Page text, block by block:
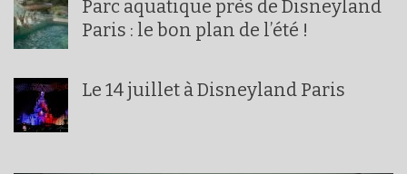
Parc aquatique près de Disneyland
Paris : le bon plan de l’été !
Le 14 juillet à Disneyland Paris